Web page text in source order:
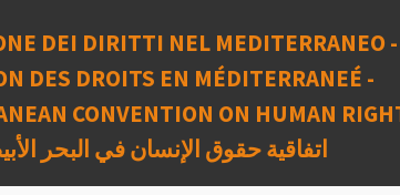
DEI DIRITTI NEL MEDITERRANEO -
DES DROITS EN MÉDITERRANEÉ -
CONVENTION ON HUMAN
اتفاقية حقوق الإنسان في البحر